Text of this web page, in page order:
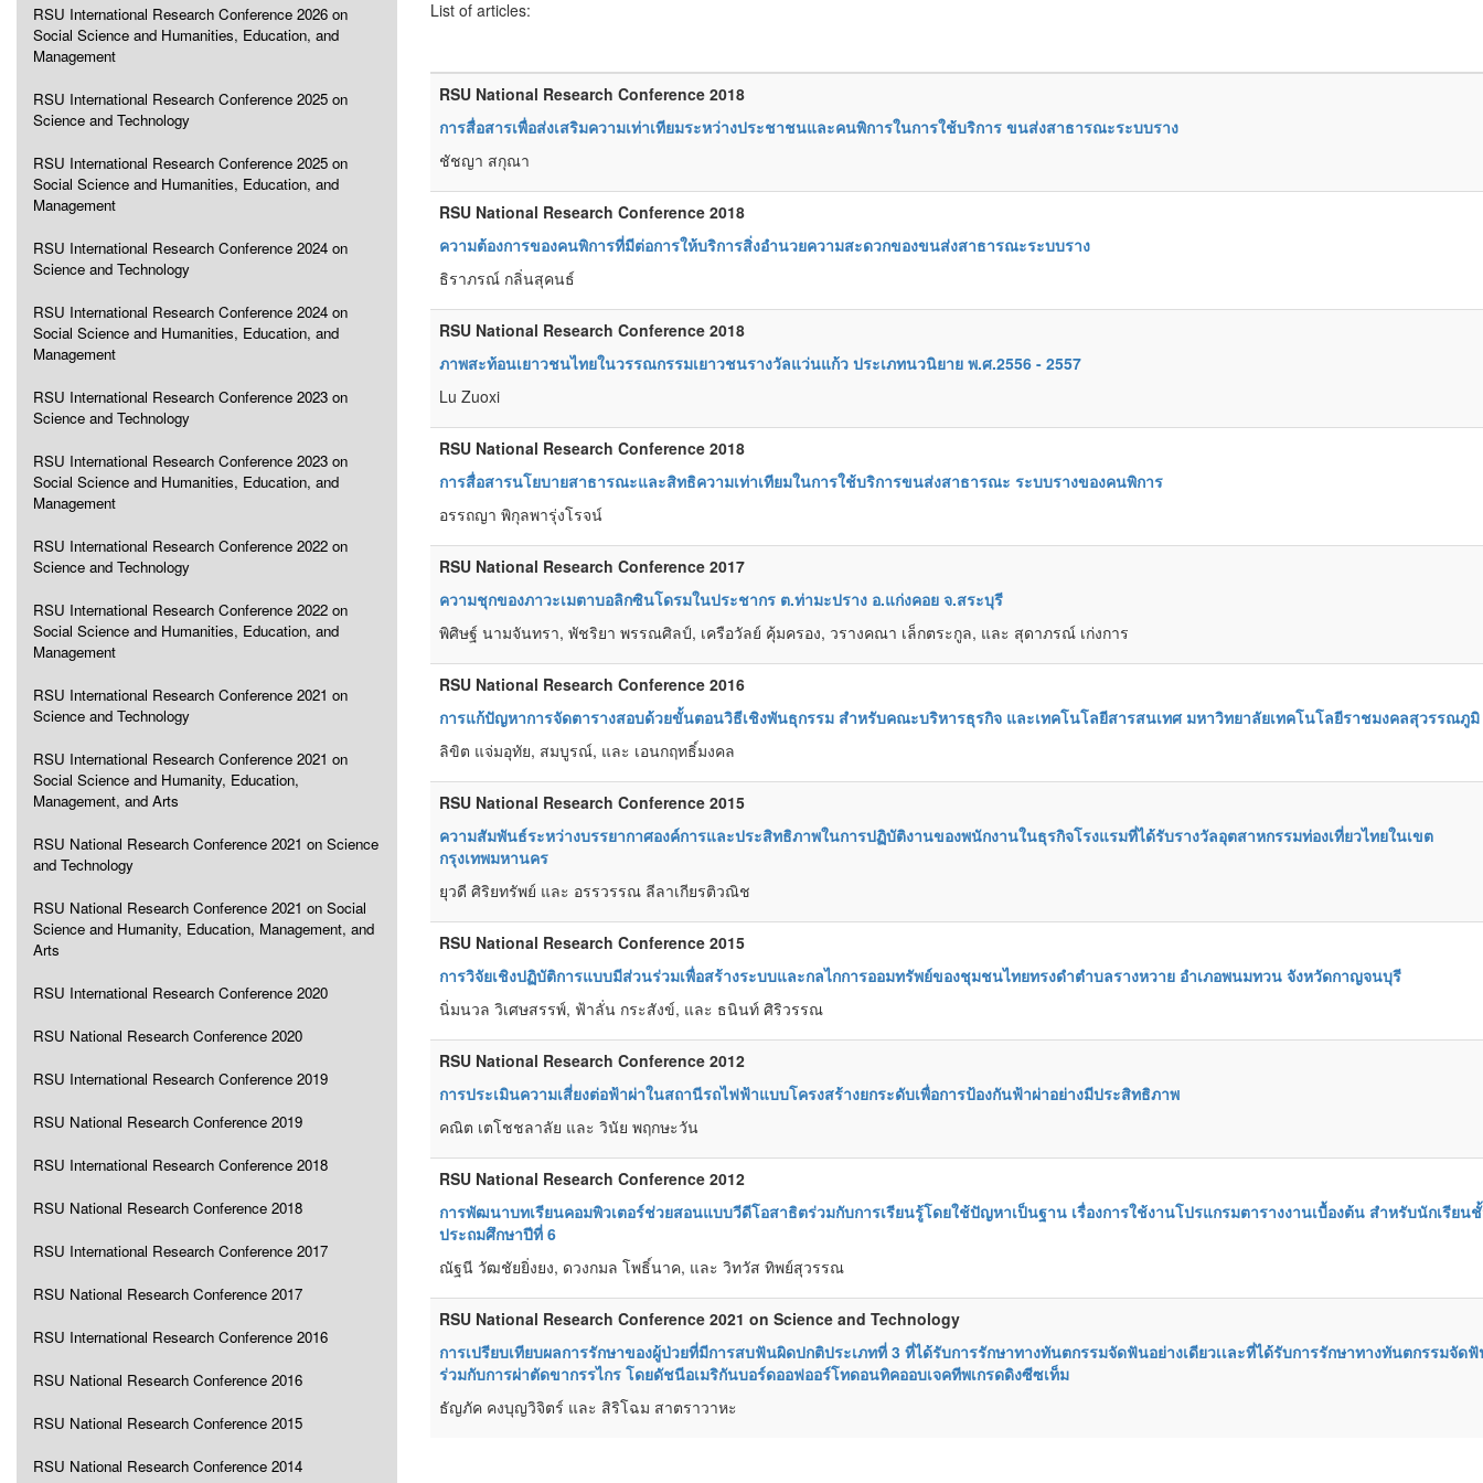
RSU International Research Conference 2026 on
Social Science and Humanities, Education, and
Management
RSU International Research Conference 2025 on
Science and Technology
RSU International Research Conference 2025 on
Social Science and Humanities, Education, and
Management
RSU International Research Conference 2024 on
Science and Technology
RSU International Research Conference 2024 on
Social Science and Humanities, Education, and
Management
RSU International Research Conference 2023 on
Science and Technology
RSU International Research Conference 2023 on
Social Science and Humanities, Education, and
Management
RSU International Research Conference 2022 on
Science and Technology
RSU International Research Conference 2022 on
Social Science and Humanities, Education, and
Management
RSU International Research Conference 2021 on
Science and Technology
RSU International Research Conference 2021 on
Social Science and Humanity, Education,
Management, and Arts
RSU National Research Conference 2021 on Science
and Technology
RSU National Research Conference 2021 on Social
Science and Humanity, Education, Management, and
Arts
RSU International Research Conference 2020
RSU National Research Conference 2020
RSU International Research Conference 2019
RSU National Research Conference 2019
RSU International Research Conference 2018
RSU National Research Conference 2018
RSU International Research Conference 2017
RSU National Research Conference 2017
RSU International Research Conference 2016
RSU National Research Conference 2016
RSU National Research Conference 2015
RSU National Research Conference 2014
List of articles:
RSU National Research Conference 2018
การสื่อสารเพื่อส่งเสริมความเท่าเทียมระหว่างประชาชนและคนพิการในการใช้บริการ ขนส่งสาธารณะระบบราง
ชัชญา สกุณา
RSU National Research Conference 2018
ความต้องการของคนพิการที่มีต่อการให้บริการสิ่งอำนวยความสะดวกของขนส่งสาธารณะระบบราง
ธิราภรณ์ กลิ่นสุคนธ์
RSU National Research Conference 2018
ภาพสะท้อนเยาวชนไทยในวรรณกรรมเยาวชนรางวัลแว่นแก้ว ประเภทนวนิยาย พ.ศ.2556 - 2557
Lu Zuoxi
RSU National Research Conference 2018
การสื่อสารนโยบายสาธารณะและสิทธิความเท่าเทียมในการใช้บริการขนส่งสาธารณะ ระบบรางของคนพิการ
อรรถญา พิกุลพารุ่งโรจน์
RSU National Research Conference 2017
ความชุกของภาวะเมตาบอลิกซินโดรมในประชากร ต.ท่ามะปราง อ.แก่งคอย จ.สระบุรี
พิศิษฐ์ นามจันทรา, พัชริยา พรรณศิลป์, เครือวัลย์ คุ้มครอง, วรางคณา เล็กตระกูล, และ สุดาภรณ์ เก่งการ
RSU National Research Conference 2016
การแก้ปัญหาการจัดตารางสอบด้วยขั้นตอนวิธีเชิงพันธุกรรม สำหรับคณะบริหารธุรกิจ และเทคโนโลยีสารสนเทศ มหาวิทยาลัยเทคโนโลยีราชมงคลสุวรรณภูมิ
ลิขิต แจ่มอุทัย, สมบูรณ์, และ เอนกฤทธิ์มงคล
RSU National Research Conference 2015
ความสัมพันธ์ระหว่างบรรยากาศองค์การและประสิทธิภาพในการปฏิบัติงานของพนักงานในธุรกิจโรงแรมที่ได้รับรางวัลอุตสาหกรรมท่องเที่ยวไทยในเขต
กรุงเทพมหานคร
ยุวดี ศิริยทรัพย์ และ อรรวรรณ ลีลาเกียรติวณิช
RSU National Research Conference 2015
การวิจัยเชิงปฏิบัติการแบบมีส่วนร่วมเพื่อสร้างระบบและกลไกการออมทรัพย์ของชุมชนไทยทรงดำตำบลรางหวาย อำเภอพนมทวน จังหวัดกาญจนบุรี
นิ่มนวล วิเศษสรรพ์, ฟ้าลั่น กระสังข์, และ ธนินท์ ศิริวรรณ
RSU National Research Conference 2012
การประเมินความเสี่ยงต่อฟ้าผ่าในสถานีรถไฟฟ้าแบบโครงสร้างยกระดับเพื่อการป้องกันฟ้าผ่าอย่างมีประสิทธิภาพ
คณิต เตโชชลาลัย และ วินัย พฤกษะวัน
RSU National Research Conference 2012
การพัฒนาบทเรียนคอมพิวเตอร์ช่วยสอนแบบวีดีโอสาธิตร่วมกับการเรียนรู้โดยใช้ปัญหาเป็นฐาน เรื่องการใช้งานโปรแกรมตารางงานเบื้องต้น สำหรับนักเรียน
ประถมศึกษาปีที่ 6
ณัฐนี วัฒชัยยิ่งยง, ดวงกมล โพธิ์นาค, และ วิทวัส ทิพย์สุวรรณ
RSU National Research Conference 2021 on Science and Technology
การเปรียบเทียบผลการรักษาของผู้ป่วยที่มีการสบฟันผิดปกติประเภทที่ 3 ที่ได้รับการรักษาทางทันตกรรมจัดฟันอย่างเดียวเเละที่ได้รับการรักษาทางทันตกรรมจัด
ร่วมกับการผ่าตัดขากรรไกร โดยดัชนีอเมริกันบอร์ดออฟออร์โทดอนทิคออบเจคทีพเกรดดิงซีซเท็ม
ธัญภัค คงบุญวิจิตร์ และ สิริโฉม สาตราวาหะ